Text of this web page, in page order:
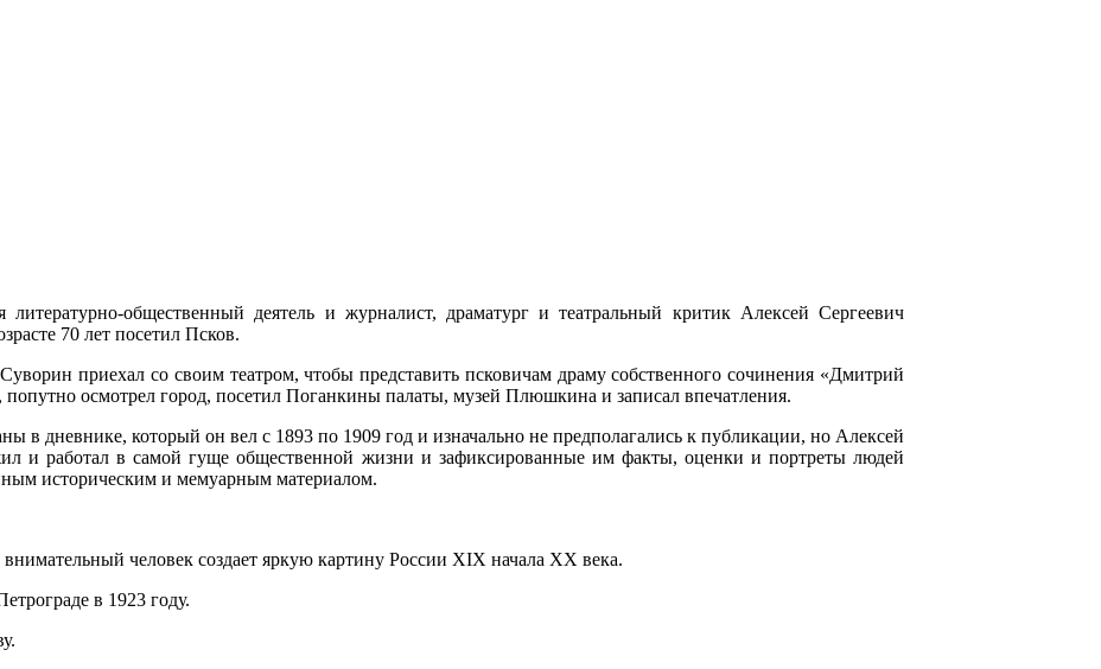
общественный деятель и журналист, драматург и театральный критик Алексей Сергеевич
70 лет посетил Псков.
приехал со своим театром, чтобы представить псковичам драму собственного сочинения «Дмитрий
попутно осмотрел город, посетил Поганкины палаты, музей Плюшкина и записал впечатления.
в дневнике, который он вел с 1893 по 1909 год и изначально не предполагались к публикации, но Алексей
и работал в самой гуще общественной жизни и зафиксированные им факты, оценки и портреты людей
историческим и мемуарным материалом.
человек создает яркую картину России XIX начала XX века.
в 1923 году.